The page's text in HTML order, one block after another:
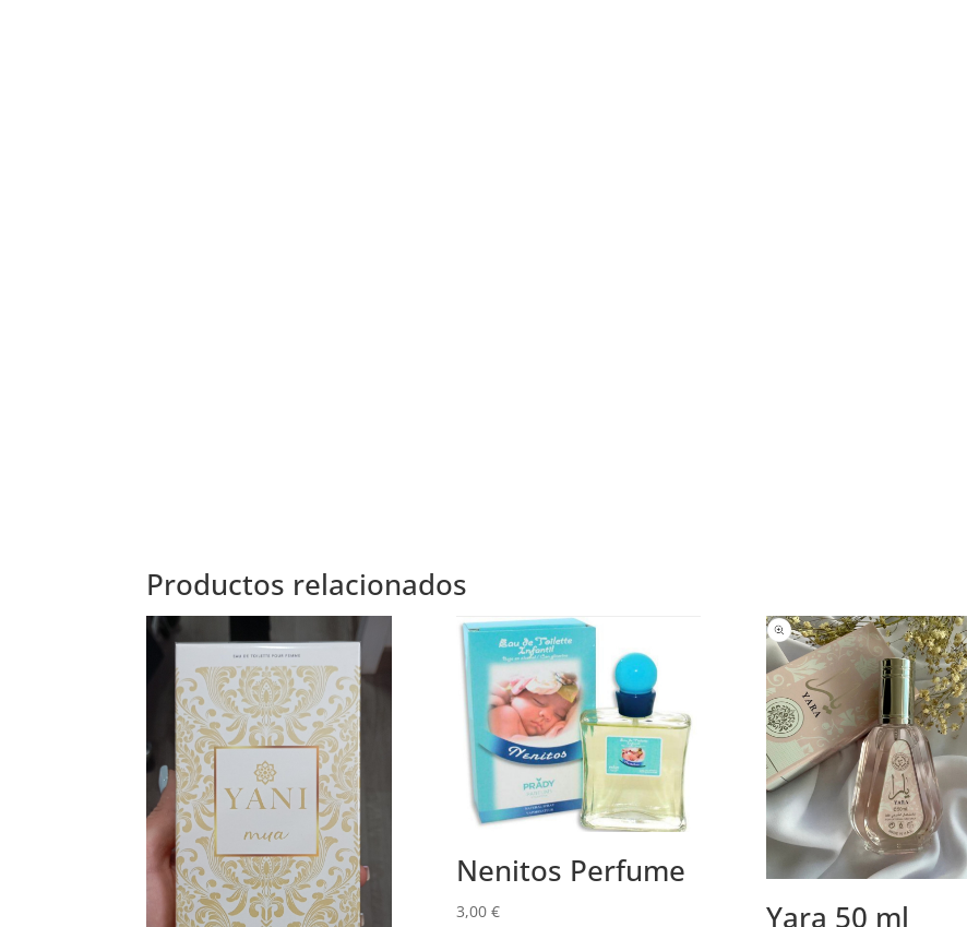
Productos relacionados
Nenitos Perfume
3,00 € Yara 50 ml